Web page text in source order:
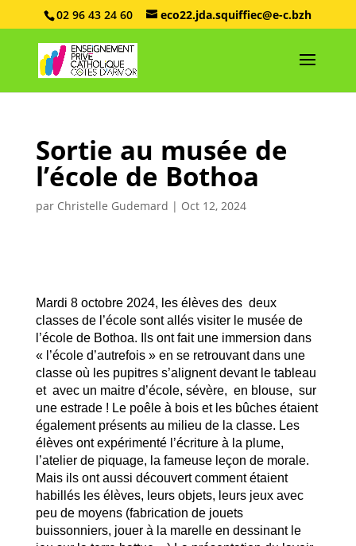
02 96 43 24 60 eco22.jda.squiffiec@e-c.bzh
Sortie au musée de
l’école de Bothoa
par Christelle Gudemard | Oct 12, 2024
Mardi 8 octobre 2024, les élèves des deux
classes de l’école sont allés visiter le musée de
l’école de Bothoa. Ils ont fait une immersion dans
« l’école d’autrefois » en se retrouvant dans une
classe où les pupitres s’alignent devant le tableau
et avec un maitre d’école, sévère, en blouse, sur
une estrade ! Le poêle à bois et les bûches étaient
également présents au milieu de la classe. Les
élèves ont expérimenté l’écriture à la plume,
l’atelier de piquage, la fameuse leçon de morale.
Mais ils ont aussi découvert comment étaient
habillés les élèves, leurs objets, leurs jeux avec
peu de moyens (fabrication de jouets
buissonniers, jouer à la marelle en dessinant le